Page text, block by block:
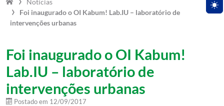
Notícias
Foi inaugurado o OI Kabum! Lab.IU – laboratório de
intervenções urbanas
Foi inaugurado o OI Kabum!
Lab.IU – laboratório de
intervenções urbanas
Postado em 12/09/2017